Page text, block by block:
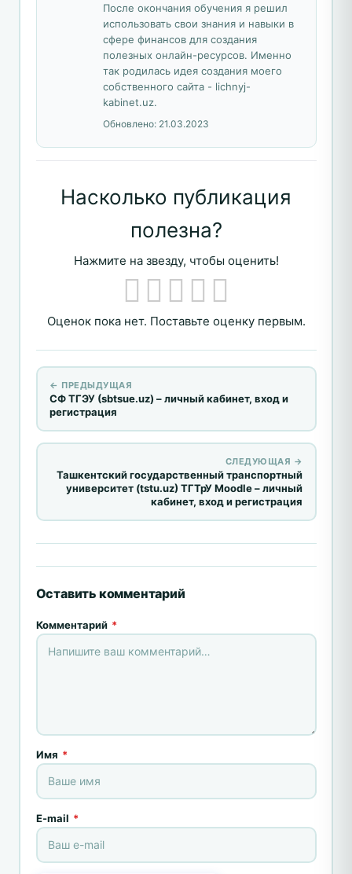
После окончания обучения я решил
использовать свои знания и навыки в
сфере финансов для создания
полезных онлайн-ресурсов. Именно
так родилась идея создания моего
собственного сайта - lichnyj-
kabinet.uz.
Обновлено: 21.03.2023
Насколько публикация
полезна?
Нажмите на звезду, чтобы оценить!
Оценок пока нет. Поставьте оценку первым.
← ПРЕДЫДУЩАЯ
СФ ТГЭУ (sbtsue.uz) – личный кабинет, вход и
регистрация
СЛЕДУЮЩАЯ →
Ташкентский государственный транспортный
университет (tstu.uz) ТГТрУ Moodle – личный
кабинет, вход и регистрация
Оставить комментарий
Комментарий *
Имя *
E-mail *